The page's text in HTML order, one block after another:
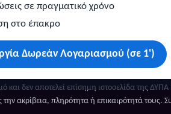
σε πραγματικό χρόνο
στο έπακρο
Δωρεάν Λογαριασμού (σε 1')
προέρχονται από το δημόσιο Μητρώο
και δεν αποτελεί επίσημη ιστοσελίδα της
την ακρίβεια, πληρότητα ή επικαιρότητά